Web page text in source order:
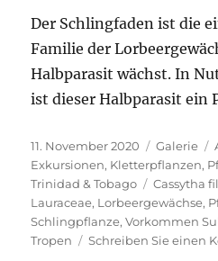
Der Schlingfaden ist die
Familie der
Halbparasit wächst. In
ist dieser Halbparasit ein
Veröffentlicht
am
11. November 2020 Format
Galerie
Exkursionen, Kletterpflanzen,
Trinidad & Tobago
Cassytha
Lauraceae, Lorbeergewächse,
Schlingpflanze,Vorkommen
Tropen
Schreiben Sie einen